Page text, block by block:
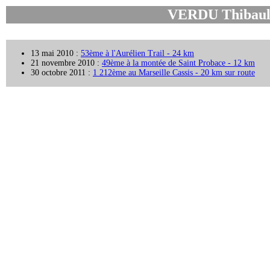
VERDU
13 mai 2010 : 53ème à l'Aurélien Trail - 24 km
21 novembre 2010 : 49ème à la montée de Saint Probace - 12 km
30 octobre 2011 : 1 212ème au Marseille Cassis - 20 km sur route